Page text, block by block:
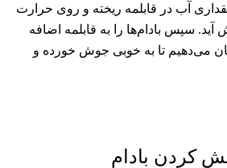
آب در قابلمه ریخته و روی حرارت
سپس بادام‌ها را به قابلمه اضافه
دقیقه زمان می‌دهیم تا به خوبی جوش خورده و
کردن بادام